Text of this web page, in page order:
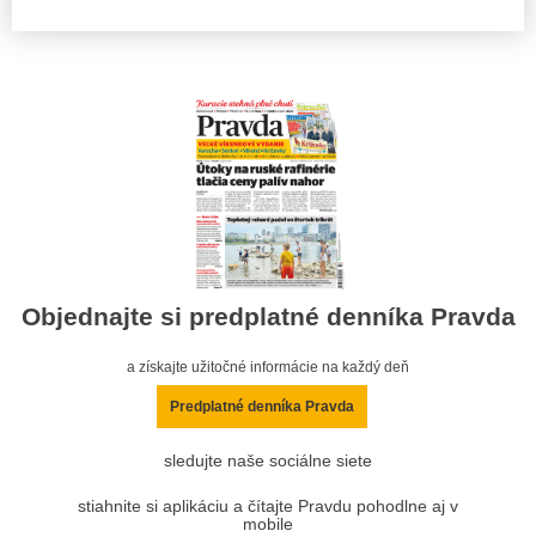
Objednajte si predplatné denníka Pravda
a získajte užitočné informácie na každý deň
Predplatné denníka Pravda
sledujte naše sociálne siete
stiahnite si aplikáciu a čítajte Pravdu pohodlne aj v
mobile